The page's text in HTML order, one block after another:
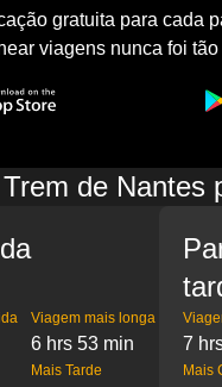
gratuita para cada
viagens nunca foi tão
de Nantes
Viagem mais longa
6 hrs 53 min
Mais Tarde
7
Mais